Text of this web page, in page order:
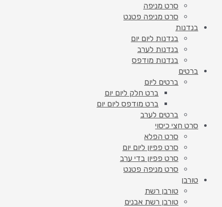
סרט מניפה
סרט מניפה פטנט
בנדנות
בנדנות ליום יום
בנדנות לערב
בנדנות מודפס
ברטים
ברטים ליום
ברט חלק ליום יום
ברט מודפס ליום יום
ברטים לערב
סרט חצי כיסוי
סרט הפלא
סרט פפיון ליום יום
סרט פפיון בדי ערב
סרט מניפה פטנט
טורבן
טורבן רשת
טורבן רשת אבנים